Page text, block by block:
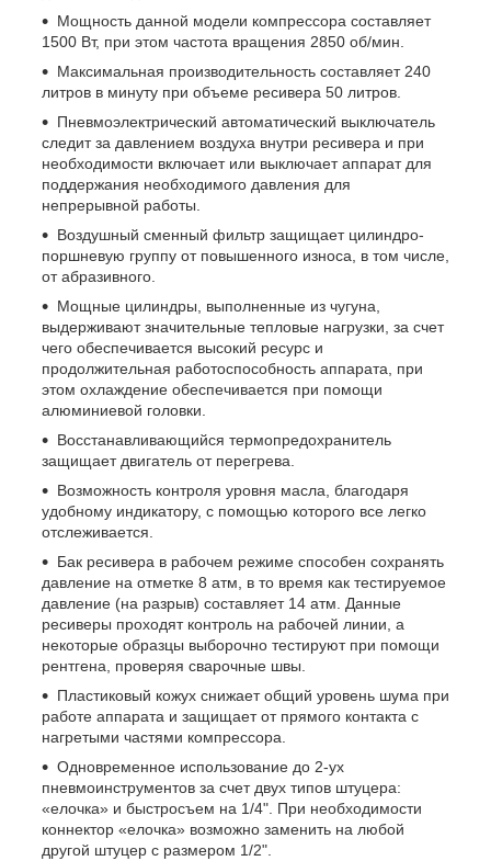
Мощность данной модели компрессора составляет
1500 Вт, при этом частота вращения 2850 об/мин.
Максимальная производительность составляет 240
литров в минуту при объеме ресивера 50 литров.
Пневмоэлектрический автоматический выключатель
следит за давлением воздуха внутри ресивера и при
необходимости включает или выключает аппарат для
поддержания необходимого давления для
непрерывной работы.
Воздушный сменный фильтр защищает цилиндро-
поршневую группу от повышенного износа, в том числе,
от абразивного.
Мощные цилиндры, выполненные из чугуна,
выдерживают значительные тепловые нагрузки, за счет
чего обеспечивается высокий ресурс и
продолжительная работоспособность аппарата, при
этом охлаждение обеспечивается при помощи
алюминиевой головки.
Восстанавливающийся термопредохранитель
защищает двигатель от перегрева.
Возможность контроля уровня масла, благодаря
удобному индикатору, с помощью которого все легко
отслеживается.
Бак ресивера в рабочем режиме способен сохранять
давление на отметке 8 атм, в то время как тестируемое
давление (на разрыв) составляет 14 атм. Данные
ресиверы проходят контроль на рабочей линии, а
некоторые образцы выборочно тестируют при помощи
рентгена, проверяя сварочные швы.
Пластиковый кожух снижает общий уровень шума при
работе аппарата и защищает от прямого контакта с
нагретыми частями компрессора.
Одновременное использование до 2-ух
пневмоинструментов за счет двух типов штуцера:
«елочка» и быстросъем на 1/4". При необходимости
коннектор «елочка» возможно заменить на любой
другой штуцер с размером 1/2".